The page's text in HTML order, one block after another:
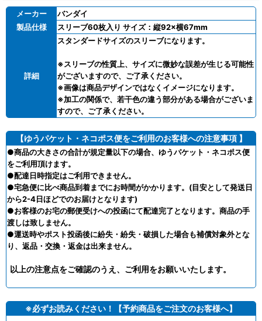
メーカー
バンダイ
製品仕様
スリーブ60枚入り サイズ：縦92×横67mm
詳細
スタンダードサイズのスリーブになります。
※スリーブの性質上、サイズに微妙な誤差が生じる可能性
がございますので、ご了承ください。
※画像は商品デザインではなくイメージになります。
※加工の関係で、若干色の違う部分がある場合がございま
すので、ご了承ください。
【ゆうパケット・ネコポス便をご利用のお客様への注意事項 】
●商品の大きさの合計が規定量以下の場合、ゆうパケット・ネコポス便
をご利用頂けます。
●配達日時指定はご利用できません。
●宅急便に比べ商品到着までにお時間がかかります。(目安として発送日
から2-4日ほどでのお届けとなります)
●お客様のお宅の郵便受けへの投函にて配達完了となります。商品の手
渡しは致しません。
●運送時やポスト投函後に紛失・紛失・破損した場合も補償対象外とな
り、返品・交換・返金は出来ません。
以上の注意点をご確認のうえ、ご利用をお願いいたします。
※必ずお読みください！【予約商品をご注文のお客様へ】